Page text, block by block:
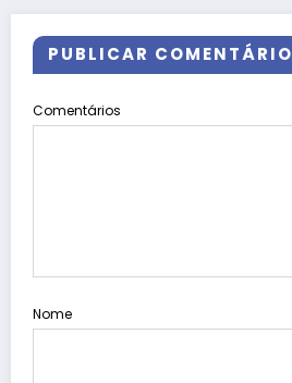
PUBLICAR COMENTÁRIO
Comentários
Nome